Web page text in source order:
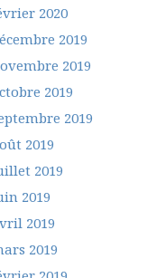
2020
2019
2019
2019
2019
2019
2019
2019
2019
2019